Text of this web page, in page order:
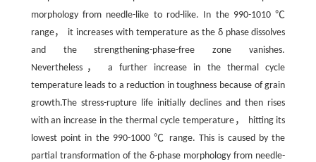
morphology from needle-like to rod-like. In the 990-1010 ℃
range， it increases with temperature as the δ phase dissolves
and the strengthening-phase-free zone vanishes.
Nevertheless， a further increase in the thermal cycle
temperature leads to a reduction in toughness because of grain
growth.The stress-rupture life initially declines and then rises
with an increase in the thermal cycle temperature， hitting its
lowest point in the 990-1000 ℃ range. This is caused by the
partial transformation of the δ-phase morphology from needle-